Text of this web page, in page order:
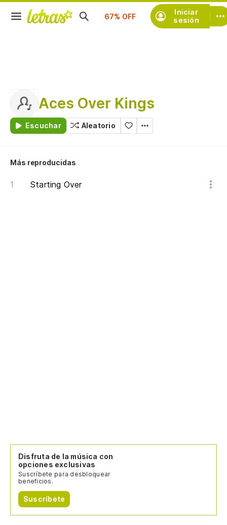
Iniciar
sesión
Suscríbete
Aces Over Kings
Escuchar Aleatorio
Más reproducidas
Starting Over
Disfruta de la música con
opciones exclusivas
Suscríbete para desbloquear
beneficios.
Suscríbete